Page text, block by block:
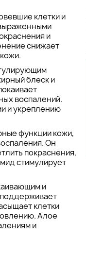
клетки и
и
снижает
блеск и
воспалений.
и укреплению
функции кожи,
Он
покраснения,
стимулирует
и
клетки
Алое
и
кожу от